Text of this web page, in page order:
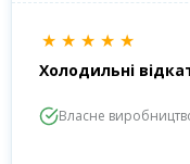
★ ★ ★ ★ ★
Холодильні
Власне